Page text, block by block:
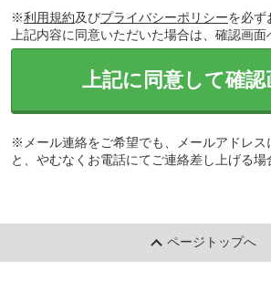
※利用規約及びプライバシーポリシーを必ず
上記内容に同意いただいた場合は、確認画面
上記に同意して確認
※メール連絡をご希望でも、メールアドレス
と、やむなくお電話にてご連絡差し上げる場
ページトップへ